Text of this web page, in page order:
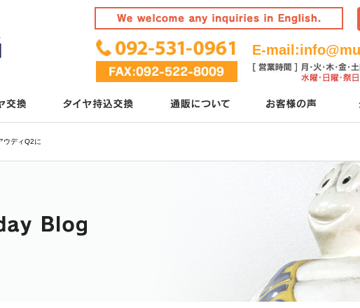
E-mail:
ウディQ2に